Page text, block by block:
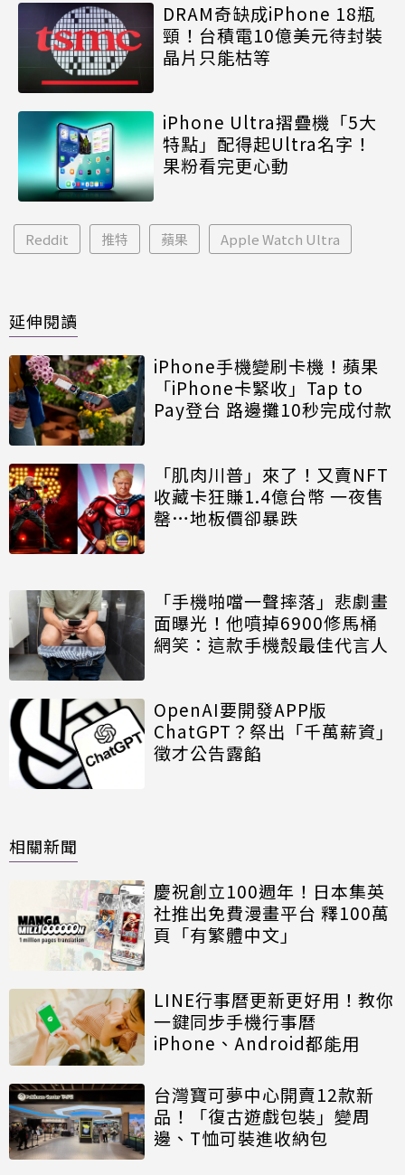
DRAM奇缺成iPhone 18瓶
頸！台積電10億美元待封裝
晶片只能枯等
iPhone Ultra摺疊機「5大
特點」配得起Ultra名字！
果粉看完更心動
Reddit 推特 蘋果 Apple Watch Ultra
延伸閱讀
iPhone手機變刷卡機！蘋果
「iPhone卡緊收」Tap to
Pay登台 路邊攤10秒完成付款
「肌肉川普」來了！又賣NFT
收藏卡狂賺1.4億台幣 一夜售
罄…地板價卻暴跌
「手機啪噹一聲摔落」悲劇畫
面曝光！他噴掉6900修馬桶
網笑：這款手機殼最佳代言人
OpenAI要開發APP版
ChatGPT？祭出「千萬薪資」
徵才公告露餡
相關新聞
慶祝創立100週年！日本集英
社推出免費漫畫平台 釋100萬
頁「有繁體中文」
LINE行事曆更新更好用！教你
一鍵同步手機行事曆
iPhone、Android都能用
台灣寶可夢中心開賣12款新
品！「復古遊戲包裝」變周
邊、T恤可裝進收納包